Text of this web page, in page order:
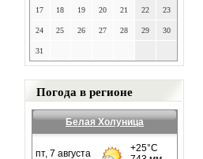
17 18 19 20 21 22 23
24 25 26 27 28 29 30
31
Погода в регионе
Белая Холуница